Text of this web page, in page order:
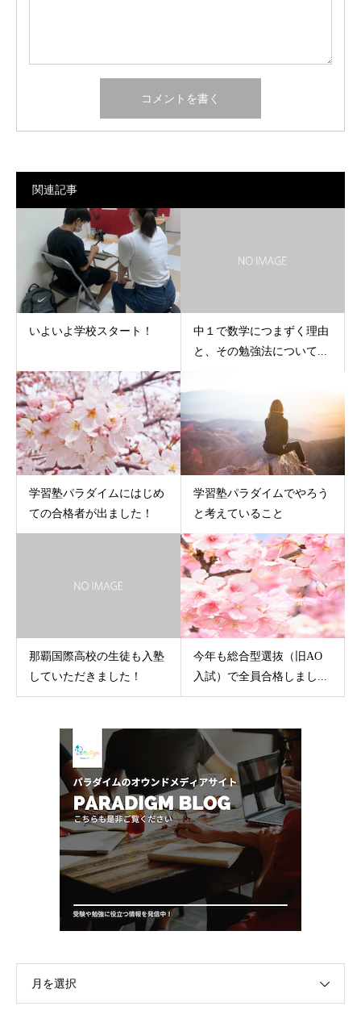
関連記事
いよいよ学校スタート！
中１で数学につまずく理由
と、その勉強法について...
学習塾パラダイムにはじめ
ての合格者が出ました！
学習塾パラダイムでやろう
と考えていること
那覇国際高校の生徒も入塾
していただきました！
今年も総合型選抜（旧AO
入試）で全員合格しまし...
月を選択